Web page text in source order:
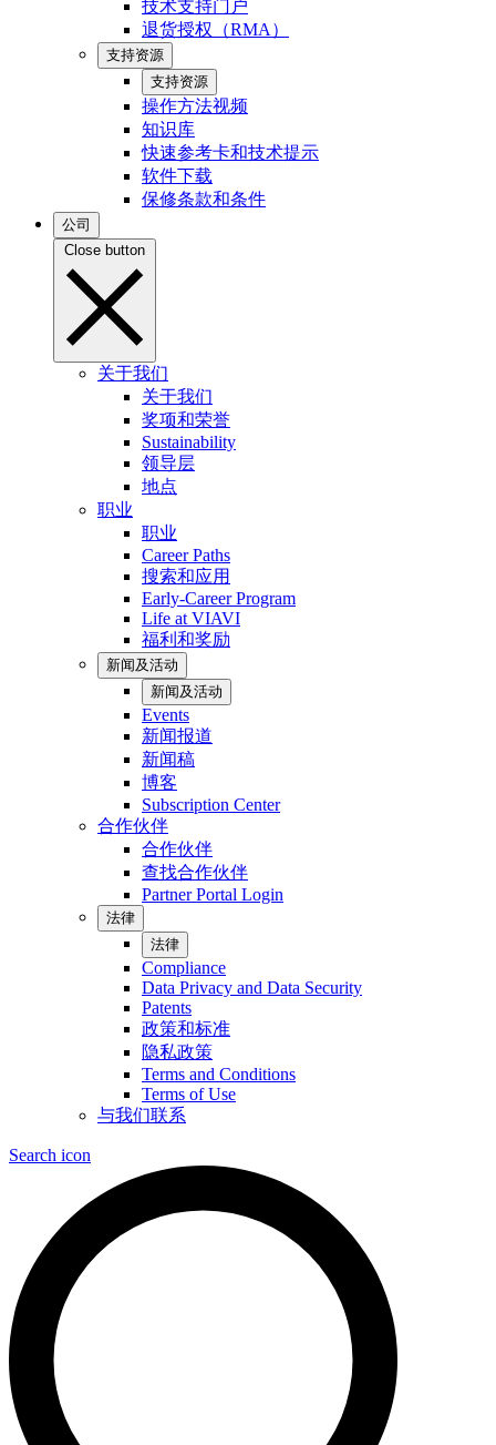
技术支持门户
退货授权（RMA）
支持资源
支持资源
操作方法视频
知识库
快速参考卡和技术提示
软件下载
保修条款和条件
公司
Close button
关于我们
关于我们
奖项和荣誉
Sustainability
领导层
地点
职业
职业
Career Paths
搜索和应用
Early-Career Program
Life at VIAVI
福利和奖励
新闻及活动
新闻及活动
Events
新闻报道
新闻稿
博客
Subscription Center
合作伙伴
合作伙伴
查找合作伙伴
Partner Portal Login
法律
法律
Compliance
Data Privacy and Data Security
Patents
政策和标准
隐私政策
Terms and Conditions
Terms of Use
与我们联系
Search icon